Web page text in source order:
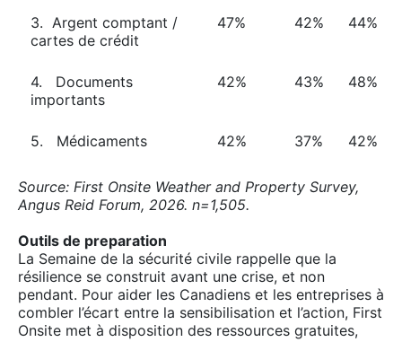
3. Argent comptant /
cartes de crédit
47% 42% 44%
4. Documents
importants
42% 43% 48%
5. Médicaments 42% 37% 42%
Source: First Onsite Weather and Property Survey,
Angus Reid Forum, 2026. n=1,505.
Outils de preparation
La Semaine de la sécurité civile rappelle que la
résilience se construit avant une crise, et non
pendant. Pour aider les Canadiens et les entreprises à
combler l’écart entre la sensibilisation et l’action, First
Onsite met à disposition des ressources gratuites,